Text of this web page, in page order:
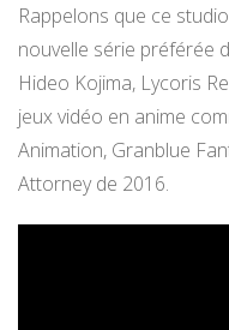
Rappelons que ce
nouvelle série préférée
Hideo Kojima, Lycoris
jeux vidéo en anime
Animation, Granblue
Attorney de 2016.